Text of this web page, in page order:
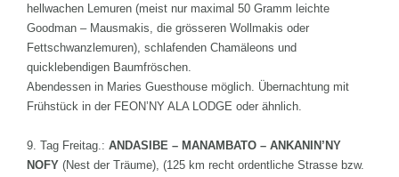
hellwachen Lemuren (meist nur maximal 50 Gramm leichte
Goodman – Mausmakis, die grösseren Wollmakis oder
Fettschwanzlemuren), schlafenden Chamäleons und
quicklebendigen Baumfröschen.
Abendessen in Maries Guesthouse möglich. Übernachtung mit
Frühstück in der FEON’NY ALA LODGE oder ähnlich.
9. Tag Freitag.: ANDASIBE – MANAMBATO – ANKANIN’NY
NOFY (Nest der Träume), (125 km recht ordentliche Strasse bzw.